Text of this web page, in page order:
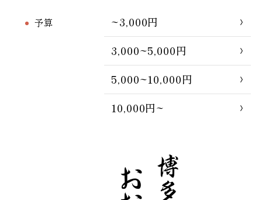
予算
~3,000円
3,000~5,000円
5,000~10,000円
10,000円~